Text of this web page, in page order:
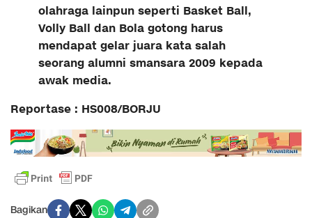
olahraga lainpun seperti Basket Ball,
Volly Ball dan Bola gotong harus
mendapat gelar juara kata salah
seorang alumni smansara 2009 kepada
awak media.
Reportase : HS008/BORJU
Bagikan